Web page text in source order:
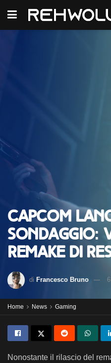
Capcom
remake di
di Francesco Bruno
Home News Gaming
Nonostante il rilascio del